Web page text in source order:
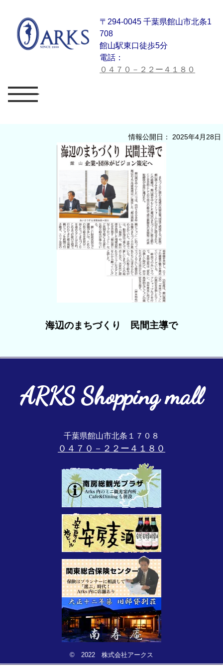
〒294-0045 千葉県館山市北条1
708
館山駅東口徒歩5分
電話：
０４７０－２２ー４１８０
メニュー
情報公開日： 2025年4月28日
海辺のまちづくり 民間主導で
ARKS Shopping mall
千葉県館山市北条１７０８
０４７０－２２ー４１８０
© 2022 株式会社アークス